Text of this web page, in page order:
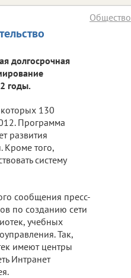
Общество
долгосрочная
годы.
130
Программа
развития
того,
систему
сообщения пресс-
по созданию сети
учебных
Так,
имеют центры
Интранет